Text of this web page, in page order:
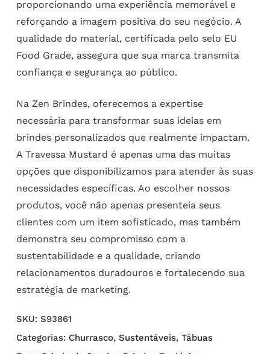
proporcionando uma experiência memorável e
reforçando a imagem positiva do seu negócio. A
qualidade do material, certificada pelo selo EU
Food Grade, assegura que sua marca transmita
confiança e segurança ao público.
Na Zen Brindes, oferecemos a expertise
necessária para transformar suas ideias em
brindes personalizados que realmente impactam.
A Travessa Mustard é apenas uma das muitas
opções que disponibilizamos para atender às suas
necessidades específicas. Ao escolher nossos
produtos, você não apenas presenteia seus
clientes com um item sofisticado, mas também
demonstra seu compromisso com a
sustentabilidade e a qualidade, criando
relacionamentos duradouros e fortalecendo sua
estratégia de marketing.
SKU: S93861
Categorias: Churrasco, Sustentáveis, Tábuas